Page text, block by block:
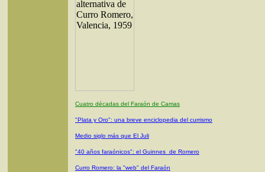
Cuatro décadas del Faraón de Camas
"Plata y Oro": una breve enciclopedia del currismo
Medio siglo más que El Juli
"40 años faraónicos": el Guinnes de Romero
Curro Romero: la "web" del Faraón